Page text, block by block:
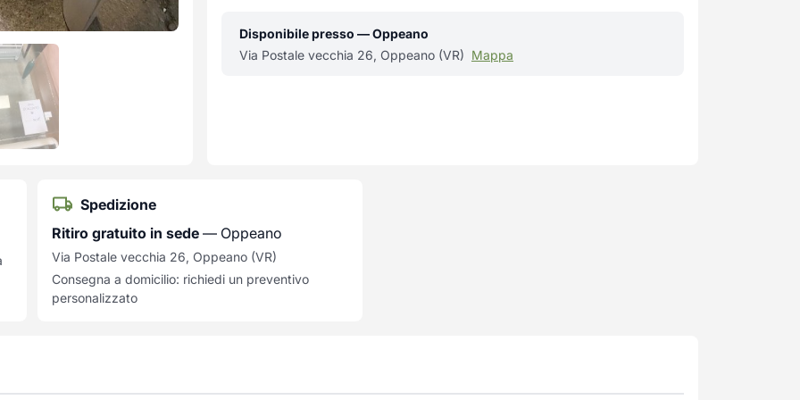
Disponibile presso — Oppeano
Via Postale vecchia 26, Oppeano (VR) Mappa
Spedizione
Ritiro gratuito in sede — Oppeano
Via Postale vecchia 26, Oppeano (VR)
Consegna a domicilio: richiedi un preventivo
personalizzato